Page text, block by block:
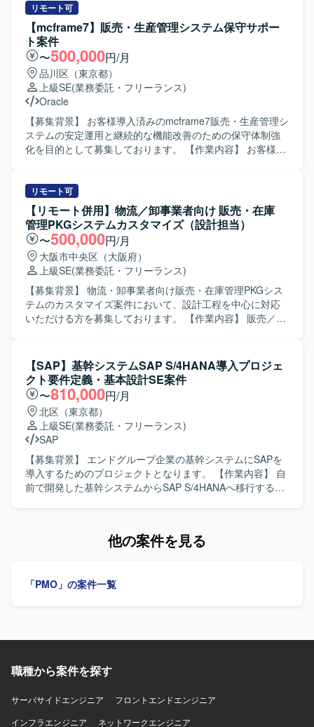
受付および内容の整理、一次切り分けや仕様確認、必要に
応じたエスカレーション対応を行っていただきます。ま
た、顧客要望に基づくプログラム改修の検討や仕様確認、
改修作業および動作確認までを一貫して対応していただき
ます。あわせて、軽微な不具合修正や改善要望への対応、
問い合わせ内容のナレッジ化やドキュメント整備なども行
っていただきます。 【求める人物像】 顧客の要望や課題を
丁寧にヒアリングし、分かりやすく説明しながら円滑にコ
ミュニケーションが取れる方を求めております。mcframe
販売または生産管理領域の知見を活かし、システムの背景
業務も理解しながら保守サポートに取り組める方が望まし
決に取り組める方を歓迎いたします。 【ポジションの魅
力】 mcframe を用いた販売・生産管理領域の知見を深めな
がら、顧客業務に直結する保守・改善に関わっていただけ
ます。問い合わせ対応から改修まで一連の流れを経験でき
るため、業務理解とシステム理解の双方を高めることがで
きます。長期的に関われる環境のため、顧客との信頼関係
を構築しつつ安定的にスキルアップしていけるポジション
です。 【開発環境】 mcframe を中心とした販売・生産管理
システム環境上での保守およびプログラム改修を行ってい
ただきます。Oracle などのデータベースに関する知識を活
リモート可
【mcframe7】販売・生産管理システム保守サポー
ト案件
〜500,000円/月
品川区（東京都）
上級SE(業務委託・フリーランス)
Oracle
【募集背景】 お客様導入済みのmcframe7販売・生産管理シ
ステムの安定運用と継続的な機能改善のための保守体制強
化を目的として募集しております。 【作業内容】 お客様が
らのお問い合わせ対応や、システムに関する不具合・仕様
確認などの問い合わせに対する調査・回答、ならびにお客
様のご要望に応じたプログラム改修対応を行っていただき
ます。また、既存機能の変更や軽微な追加開発など、パッ
ケージ特性を踏まえた保守開発もご担当いただきます。
【求める人物像】 お客様と円滑にコミュニケーションを取
りながら、問い合わせ内容を正確に把握し、粘り強く調
査・対応いただける方を求めております。mcframe7販売ま
たは生産管理領域の知見を活かしつつ、パッケージ仕様を
踏まえた提案や改善を前向きに検討いただける方にマッチ
とパッケージ導入・運用ノウハウを幅広く習得いただけま
す。問い合わせ対応からプログラム改修まで一貫して関わ
ることで、上流から下流までの業務フロー理解を深めなが
ら、長期的にスキルアップできるポジションです。 【開発
環境】 mcframe7販売・生産管理パッケージを中心とした環
境で、Oracleデータベースを利用したシステム構成となっ
ております。既存システムの保守を前提に、パッケージ標
準機能と個別改修部分を意識した開発・調査を行っていた
だきます。
リモート可
【リモート併用】物流／卸事業者向け 販売・在庫
管理PKGシステムカスタマイズ（設計担当）
〜500,000円/月
大阪市中央区（大阪府）
上級SE(業務委託・フリーランス)
【募集背景】 物流・卸事業者向け販売・在庫管理PKGシス
テムのカスタマイズ案件において、設計工程を中心に対応
いただける方を募集しております。 【作業内容】 販売／在
計、帳票設計、機能設計）を中心に対応いただきます。 現
行プロジェクトでは、基本設計完了後の詳細設計以降を主
に担当いただく予定です。 スキルやご希望に応じて、開発
からテストまで一貫してご対応いただくこともご相談可能
です。 大規模パッケージ特有の仕様や作法については説明
を受けながら進めていただきます。 上位会社のリーダーの
指示のもとで作業を実施いただきます。 【求める人物像】
パッケージ固有の仕様をキャッチアップしながら、主体的
に設計内容を整理し進行いただける方を求めております。
関係者とのコミュニケーションを取りながら、仕様理解と
て、設計だけでなく開発からテストまで一貫して関わるこ
とができます。 【開発環境】 販売・在庫管理PKGシステム
【SAP】基幹システムSAP S/4HANA導入プロジェ
クト要件定義・基本設計SE案件
〜810,000円/月
北区（東京都）
上級SE(業務委託・フリーランス)
SAP
【募集背景】 エンドグループ企業の基幹システムにSAPを
導入するためのプロジェクトとなります。 【作業内容】 自
前で開発した基幹システムからSAP S/4HANAへ移行するに
ただける方を求めております。 【ポジションの魅力】 基幹
SAPスキルを高めていただけます。 【開発環境】 SAP
他の案件を見る
「PMO」の案件一覧
職種から案件を探す
サーバサイドエンジニア
フロントエンドエンジニア
インフラエンジニア
ネットワークエンジニア